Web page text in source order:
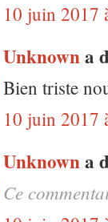
10 juin 2017
Unknowna
Bien triste
10 juin 2017
Unknowna
Ce